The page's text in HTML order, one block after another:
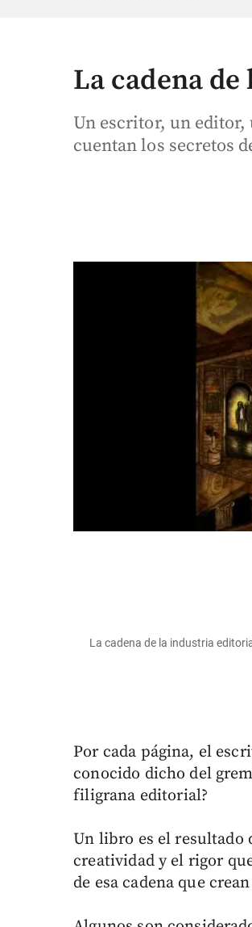
La cadena
Un escritor, un
cuentan los secretos
La cadena de la industria
Por cada página, el
conocido dicho del
filigrana editorial?
Un libro es el resultado
creatividad y el rigor
de esa cadena que